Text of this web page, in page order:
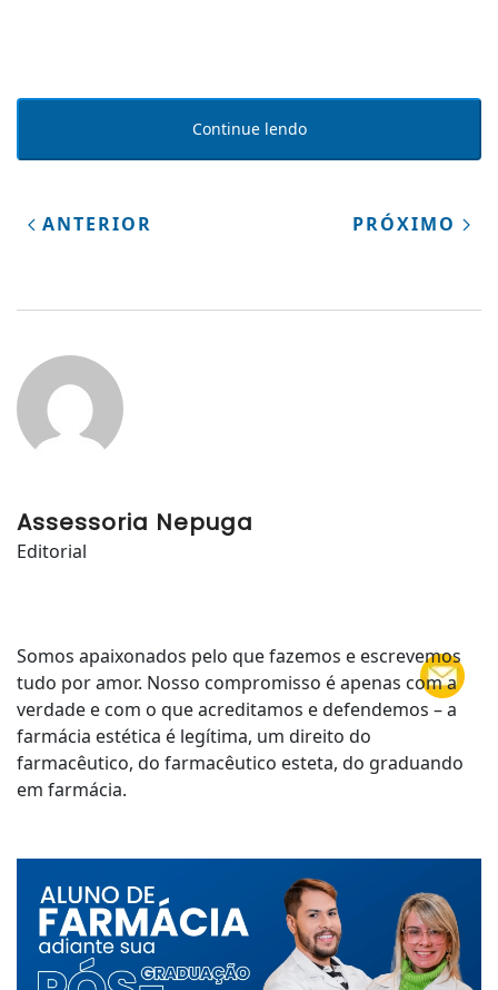
Continue lendo
ANTERIOR PRÓXIMO
Assessoria Nepuga
Editorial
Somos apaixonados pelo que fazemos e escrevemos
tudo por amor. Nosso compromisso é apenas com a
verdade e com o que acreditamos e defendemos – a
farmácia estética é legítima, um direito do
farmacêutico, do farmacêutico esteta, do graduando
em farmácia.